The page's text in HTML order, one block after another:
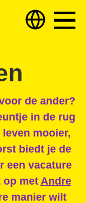
de ander?
in de rug
mooier,
biedt je de
een vacature
op met Andre
manier wilt